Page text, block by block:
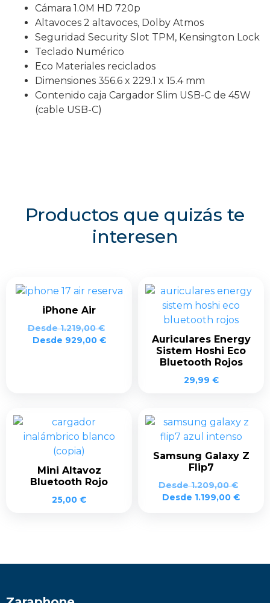
Cámara 1.0M HD 720p
Altavoces 2 altavoces, Dolby Atmos
Seguridad Security Slot TPM, Kensington Lock
Teclado Numérico
Eco Materiales reciclados
Dimensiones 356.6 x 229.1 x 15.4 mm
Contenido caja Cargador Slim USB-C de 45W
(cable USB-C)
Productos que quizás te
interesen
iPhone Air
Desde1.219,00€
Desde 929,00 €
Auriculares Energy
Sistem Hoshi Eco
Bluetooth Rojos
29,99 €
Mini Altavoz
Bluetooth Rojo
25,00 €
Samsung Galaxy Z
Flip7
Desde1.209,00€
Desde 1.199,00 €